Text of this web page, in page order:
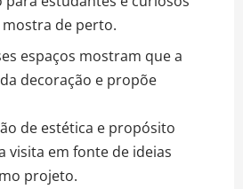
de perto.
espaços mostram que a
decoração e propõe
de estética e propósito
visita em fonte de ideias
projeto.